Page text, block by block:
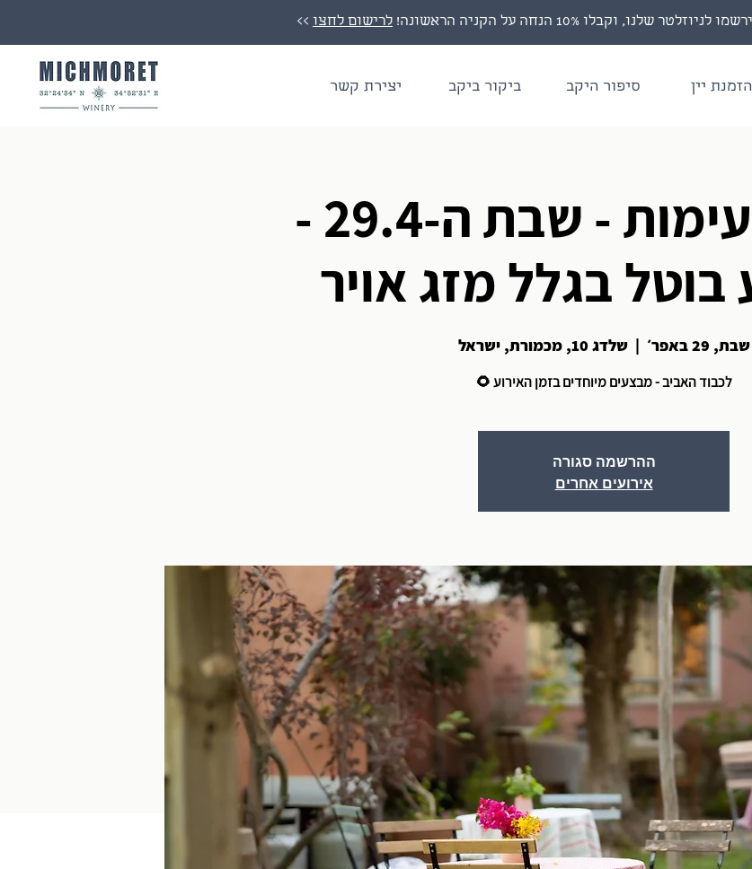
שלנו, וקבלו 10% הנחה על הקניה הראשונה! לרישום לחצו >>
הזמנת יין סיפור היקב ביקור ביקב יצירת קשר
אירוע טעימות - שבת ה-29.4 -
בוטל בגלל מזג אויר
שבת, 29 באפר׳
  |
שלדג 10, מכמורת, ישראל
לכבוד האביב - מבצעים מיוחדים בזמן האירוע 🌻
ההרשמה סגורה
אירועים אחרים